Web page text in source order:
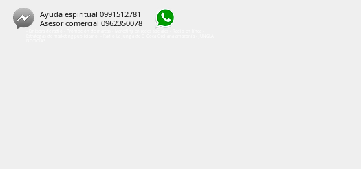
Ayuda espiritual 0991512781
Asesor comercial 0962350078